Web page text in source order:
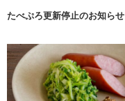
たべぷろ更新停止のお知らせ